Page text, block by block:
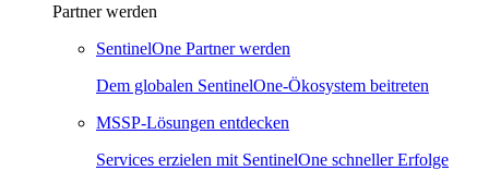
Partner werden
SentinelOne Partner werden
Dem globalen SentinelOne-Ökosystem beitreten
MSSP-Lösungen entdecken
Services erzielen mit SentinelOne schneller Erfolge